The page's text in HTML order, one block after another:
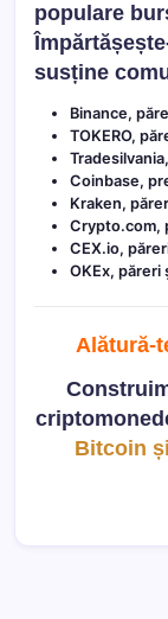
populare
susține
Binance,
TOKERO,
Coinbase,
Kraken,
Crypto.com,
CEX.io,
OKEx, păreri
Alătură-
Bitcoin